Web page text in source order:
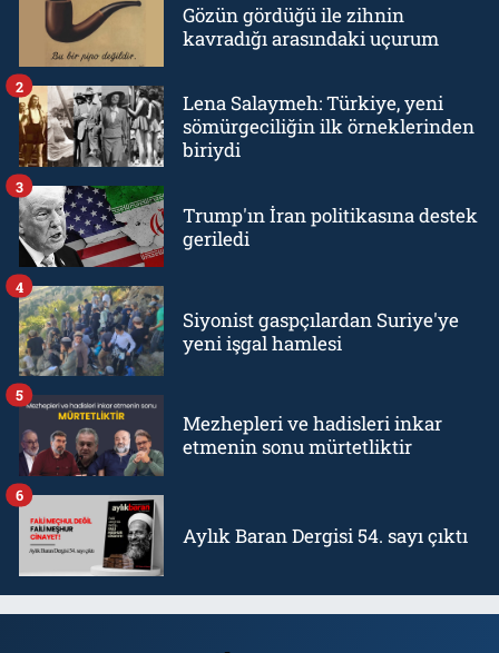
Gözün gördüğü ile zihnin
kavradığı arasındaki uçurum
Lena Salaymeh: Türkiye, yeni
sömürgeciliğin ilk örneklerinden
biriydi
2
Trump'ın İran politikasına destek
geriledi
3
Siyonist gaspçılardan Suriye'ye
yeni işgal hamlesi
4
Mezhepleri ve hadisleri inkar
etmenin sonu mürtetliktir
5
Aylık Baran Dergisi 54. sayı çıktı
6